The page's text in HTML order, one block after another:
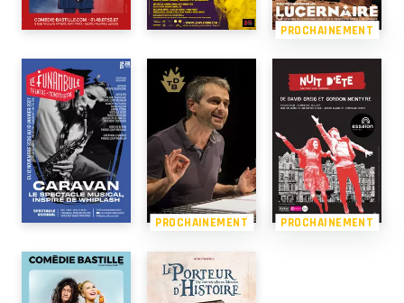
PROCHAINEMENT
PROCHAINEMENT PROCHAINEMENT